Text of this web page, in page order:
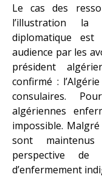
Le cas des
l’illustration la
diplomatique est
audience par les
président
confirmé :
consulaires.
algériennes
impossible.
sont
perspective de
d’enfermement